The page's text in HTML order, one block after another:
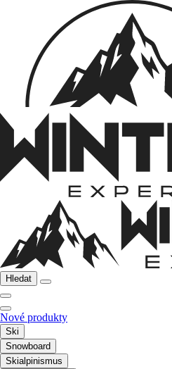
Hledat
Nové produkty
Ski
Snowboard
Skialpinismus